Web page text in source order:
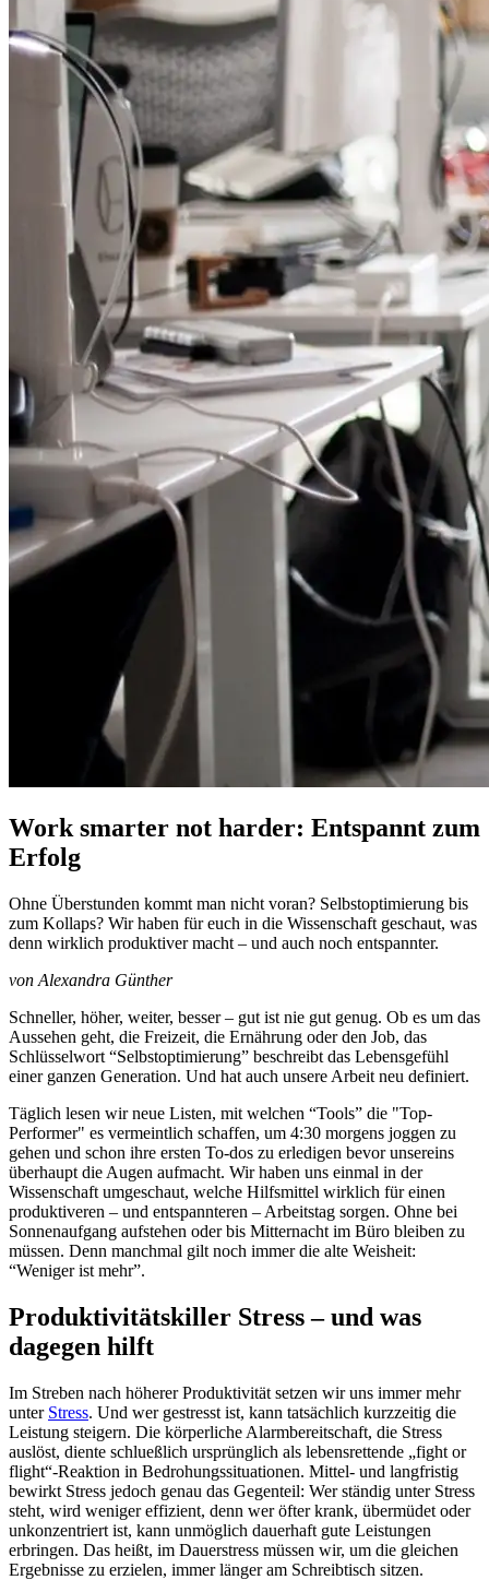
Work smarter not harder: Entspannt zum
Erfolg
Ohne Überstunden kommt man nicht voran? Selbstoptimierung bis
zum Kollaps? Wir haben für euch in die Wissenschaft geschaut, was
denn wirklich produktiver macht – und auch noch entspannter.
von Alexandra Günther
Schneller, höher, weiter, besser – gut ist nie gut genug. Ob es um das
Aussehen geht, die Freizeit, die Ernährung oder den Job, das
Schlüsselwort “Selbstoptimierung” beschreibt das Lebensgefühl
einer ganzen Generation. Und hat auch unsere Arbeit neu definiert.
Täglich lesen wir neue Listen, mit welchen “Tools” die "Top-
Performer" es vermeintlich schaffen, um 4:30 morgens joggen zu
gehen und schon ihre ersten To-dos zu erledigen bevor unsereins
überhaupt die Augen aufmacht. Wir haben uns einmal in der
Wissenschaft umgeschaut, welche Hilfsmittel wirklich für einen
produktiveren – und entspannteren – Arbeitstag sorgen. Ohne bei
Sonnenaufgang aufstehen oder bis Mitternacht im Büro bleiben zu
müssen. Denn manchmal gilt noch immer die alte Weisheit:
“Weniger ist mehr”.
Produktivitätskiller Stress – und was
dagegen hilft
Im Streben nach höherer Produktivität setzen wir uns immer mehr
unter Stress. Und wer gestresst ist, kann tatsächlich kurzzeitig die
Leistung steigern. Die körperliche Alarmbereitschaft, die Stress
auslöst, diente schlueßlich ursprünglich als lebensrettende „fight or
flight“-Reaktion in Bedrohungssituationen. Mittel- und langfristig
bewirkt Stress jedoch genau das Gegenteil: Wer ständig unter Stress
steht, wird weniger effizient, denn wer öfter krank, übermüdet oder
unkonzentriert ist, kann unmöglich dauerhaft gute Leistungen
erbringen. Das heißt, im Dauerstress müssen wir, um die gleichen
Ergebnisse zu erzielen, immer länger am Schreibtisch sitzen.